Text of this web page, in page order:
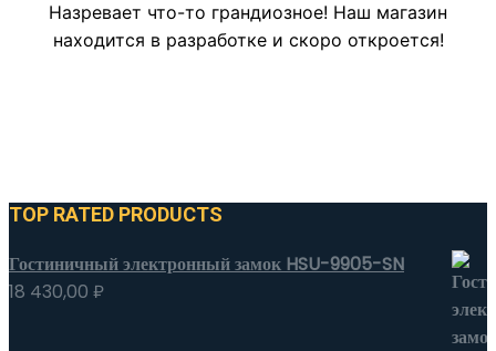
Назревает что-то грандиозное! Наш магазин
находится в разработке и скоро откроется!
TOP RATED PRODUCTS
Гостиничный электронный замок HSU-9905-SN
18 430,00 ₽